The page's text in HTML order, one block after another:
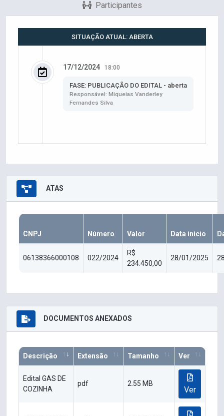
Participantes
SITUAÇÃO ATUAL: ABERTA
17/12/2024 18:00
FASE: PUBLICAÇÃO DO EDITAL - aberta
Responsável: Miqueias Vanderley
Fernandes Silva
ATAS
CNPJ Número Valor Data início
06138366000108 022/2024
R$
234.450,00
28/01/2025
DOCUMENTOS ANEXADOS
Descrição Extensão Tamanho Ver
Edital GAS DE
COZINHA
pdf 2.55 MB
Ver